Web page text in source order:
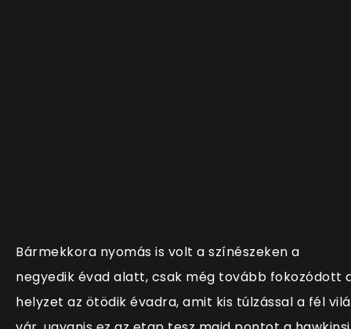
Bármekkora nyomás is volt a színészeken a
negyedik évad alatt, csak még tovább fokozódott
helyzet az ötödik évadra, amit kis túlzással a fél